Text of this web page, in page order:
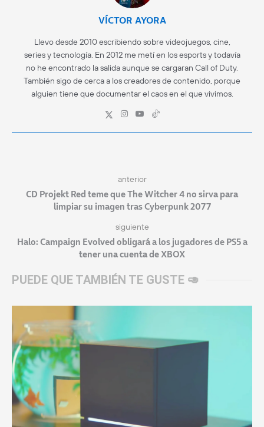
VÍCTOR AYORA
Llevo desde 2010 escribiendo sobre videojuegos, cine,
series y tecnología. En 2012 me metí en los esports y todavía
no he encontrado la salida aunque se cargaran Call of Duty.
También sigo de cerca a los creadores de contenido, porque
alguien tiene que documentar el caos en el que vivimos.
anterior
CD Projekt Red teme que The Witcher 4 no sirva para
limpiar su imagen tras Cyberpunk 2077
siguiente
Halo: Campaign Evolved obligará a los jugadores de PS5 a
tener una cuenta de XBOX
PUEDE QUE TAMBIÉN TE GUSTE 🥑